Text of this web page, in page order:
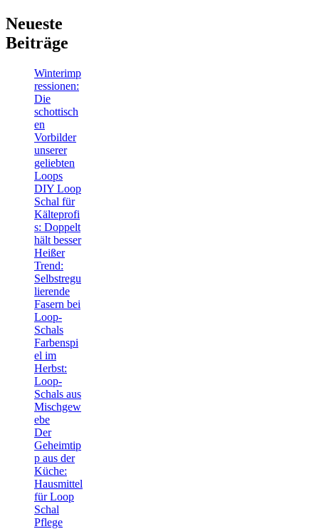
Neueste
Beiträge
Winterimp
ressionen:
Die
schottisch
en
Vorbilder
unserer
geliebten
Loops
DIY Loop
Schal für
Kälteprofi
s: Doppelt
hält besser
Heißer
Trend:
Selbstregu
lierende
Fasern bei
Loop-
Schals
Farbenspi
el im
Herbst:
Loop-
Schals aus
Mischgew
ebe
Der
Geheimtip
p aus der
Küche:
Hausmittel
für Loop
Schal
Pflege